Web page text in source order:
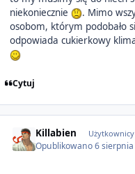
niekoniecznie
. Mimo
osobom, którym podobało
odpowiada cukierkowy
Cytuj
Killabien Użytkownicy
Opublikowano6